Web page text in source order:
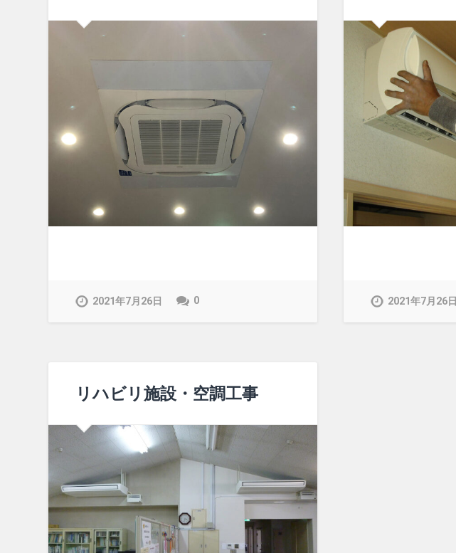
2021年7月26日 0 2021年7月26日
リハビリ施設・空調工事